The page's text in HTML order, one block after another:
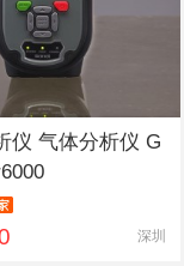
仪 气体分析仪 G
深圳